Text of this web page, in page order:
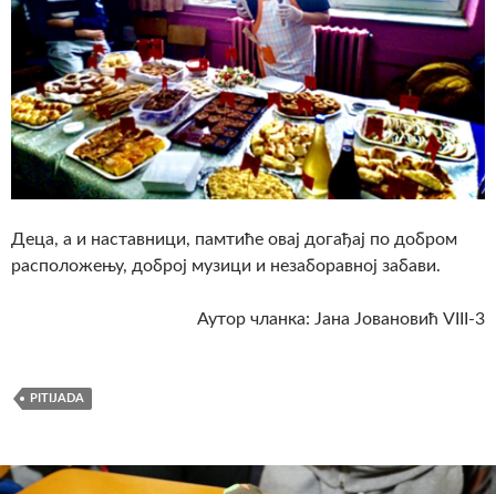
Деца, а и наставници, памтиће овај догађај по добром
расположењу, доброј музици и незаборавној забави.
Аутор чланка: Јана Јовановић VIII-3
PITIJADA